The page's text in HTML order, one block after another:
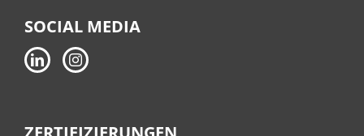
SOCIAL MEDIA